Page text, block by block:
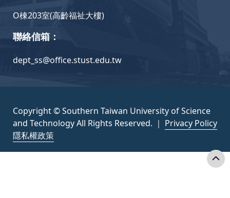
O棟203室(高齡福祉大樓)
聯絡信箱：
dept_ss@office.stust.edu.tw
Copyright © Southern Taiwan University of Science
and Technology All Rights Reserved. ｜ Privacy Policy
隱私權政策